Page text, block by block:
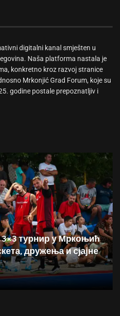
digitalni kanal smješten u
Naša platforma nastala je
konkretno kroz razvoj stranice
Mrkonjić Grad Forum, koje su
godine postale prepoznatljiv i
турнир у Мркоњић
дружења и сјајне